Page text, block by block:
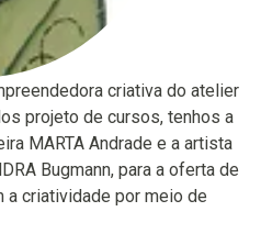
criativa do atelier
projeto de cursos, tenhos a
MARTA Andrade e a artista
Bugmann, para a oferta de
criatividade por meio de